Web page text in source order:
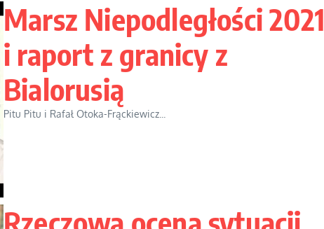
Marsz Niepodległości 2021
i raport z granicy z
Bialorusią
Pitu Pitu i Rafał Otoka-Frąckiewicz...